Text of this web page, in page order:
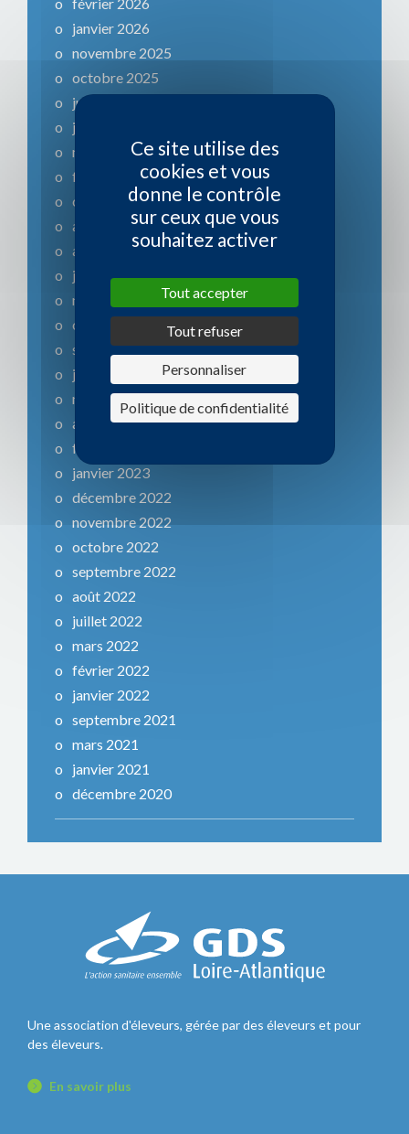
janvier 2026
novembre 2025
octobre 2025
juillet 2025
juin 2025
mars 2025
février 2025
octobre 2024
août 2024
avril 2024
janvier 2024
novembre 2023
octobre 2023
septembre 2023
juillet 2023
mai 2023
avril 2023
février 2023
janvier 2023
décembre 2022
novembre 2022
octobre 2022
septembre 2022
août 2022
juillet 2022
mars 2022
février 2022
janvier 2022
septembre 2021
mars 2021
janvier 2021
décembre 2020
Une association d'éleveurs, gérée par des éleveurs et pour
des éleveurs.
En savoir plus
Ce site utilise des
cookies et vous
donne le contrôle
sur ceux que vous
souhaitez activer
Tout accepter
Tout refuser
Personnaliser
Politique de confidentialité